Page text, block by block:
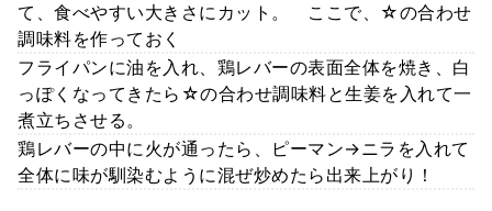
て、食べやすい大きさにカット。 ここで、☆の合わせ
調味料を作っておく
フライパンに油を入れ、鶏レバーの表面全体を焼き、白
っぽくなってきたら☆の合わせ調味料と生姜を入れて一
煮立ちさせる。
鶏レバーの中に火が通ったら、ピーマン→ニラを入れて
全体に味が馴染むように混ぜ炒めたら出来上がり！